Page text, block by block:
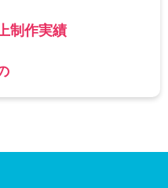
制作実績